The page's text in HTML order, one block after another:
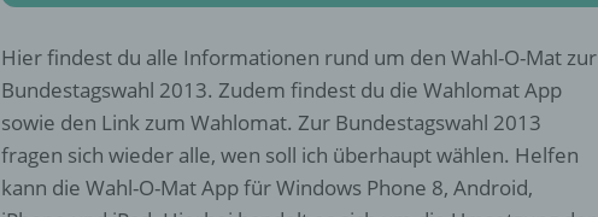
Hier findest du alle Informationen rund um den Wahl-O-Mat zur
Bundestagswahl 2013. Zudem findest du die Wahlomat App
sowie den Link zum Wahlomat. Zur Bundestagswahl 2013
fragen sich wieder alle, wen soll ich überhaupt wählen. Helfen
kann die Wahl-O-Mat App für Windows Phone 8, Android,